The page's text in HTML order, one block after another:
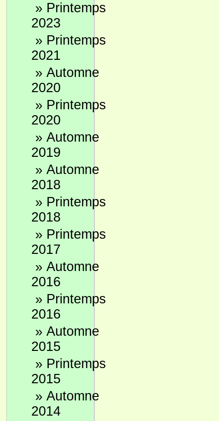
» Printemps
2023
» Printemps
2021
» Automne
2020
» Printemps
2020
» Automne
2019
» Automne
2018
» Printemps
2018
» Printemps
2017
» Automne
2016
» Printemps
2016
» Automne
2015
» Printemps
2015
» Automne
2014